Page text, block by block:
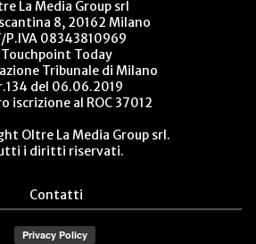
La Media Group srl
8, 20162 Milano
P.IVA 08343810969
Touchpoint Today
Tribunale di Milano
del 06.06.2019
iscrizione al ROC 37012
Oltre La Media Group srl.
i diritti riservati.
Contatti